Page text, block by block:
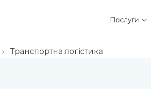
Послуги
› Транспортна логістика